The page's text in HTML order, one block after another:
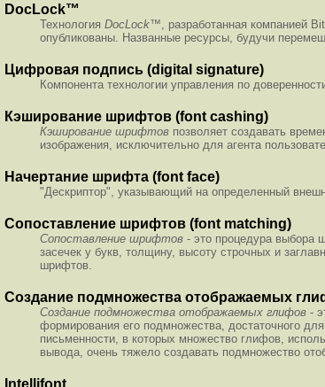
DocLock™
Технология DocLock™ , разработанная компанией
опубликованы. Названные ресурсы, будучи
Цифровая подпись (digital signature)
Компонента технологии управления по
Кэширование шрифтов (font cashing)
Кэширование шрифтов позволяет создавать
изображения, исключительно для агента
Начертание шрифта (font face)
"Дескриптор", указывающий на определенный
Сопоставление шрифтов (font matching)
Сопоставление шрифтов - это процедура выбора
засечек у букв, толщину, высоту строчных и
шрифтов.
Создание подмножества отображаемых
Создание подмножества отображаемых глифов -
формирования его подмножества, достаточного
письменности, в которых множество глифов,
вывода, очень тяжело создавать подмножество
Intellifont